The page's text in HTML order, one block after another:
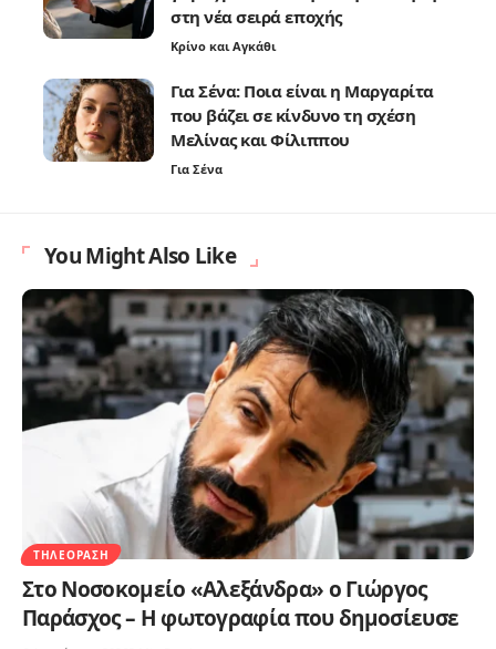
στη νέα σειρά εποχής
Κρίνο και Αγκάθι
Για Σένα: Ποια είναι η Μαργαρίτα
που βάζει σε κίνδυνο τη σχέση
Μελίνας και Φίλιππου
Για Σένα
You Might Also Like
ΤΗΛΕΌΡΑΣΗ
Στο Νοσοκομείο «Αλεξάνδρα» ο Γιώργος
Παράσχος – Η φωτογραφία που δημοσίευσε